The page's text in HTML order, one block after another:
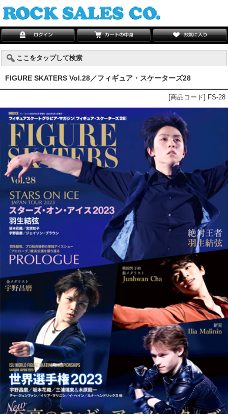
ここをタップして検索
FIGURE SKATERS Vol.28／フィギュア・スケーターズ28
[商品コード] FS-28